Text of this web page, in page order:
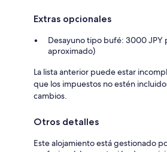
Extras opcionales
Desayuno tipo bufé: 3000 JPY
aproximado)
La lista anterior puede estar
que los impuestos no estén
cambios.
Otros detalles
Este alojamiento está gestionado